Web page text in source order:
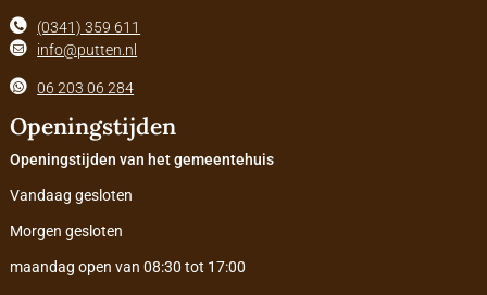
(0341) 359 611
info@putten.nl
06 203 06 284
Openingstijden
Openingstijden van het gemeentehuis
Vandaag gesloten
Morgen gesloten
maandag open van 08:30 tot 17:00